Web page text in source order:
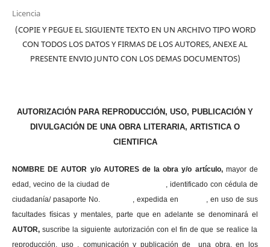
Licencia
(COPIE Y PEGUE EL SIGUIENTE TEXTO EN UN ARCHIVO TIPO WORD
CON TODOS LOS DATOS Y FIRMAS DE LOS AUTORES, ANEXE AL
PRESENTE ENVIO JUNTO CON LOS DEMAS DOCUMENTOS)
AUTORIZACIÓN PARA REPRODUCCIÓN, USO, PUBLICACIÓN Y
DIVULGACIÓN DE UNA OBRA LITERARIA, ARTISTICA O
CIENTIFICA
NOMBRE DE AUTOR y/o AUTORES de la obra y/o artículo, mayor de
edad, vecino de la ciudad de , identificado con cédula de
ciudadanía/ pasaporte No. , expedida en , en uso de sus
facultades físicas y mentales, parte que en adelante se denominará el
AUTOR,suscribe la siguiente autorización con el fin de que se realice la
reproducción, uso , comunicación y publicación de una obra, en los